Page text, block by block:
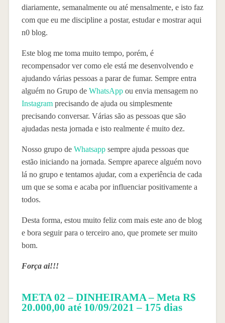
diariamente, semanalmente ou até mensalmente, e isto faz
com que eu me discipline a postar, estudar e mostrar aqui
n0 blog.
Este blog me toma muito tempo, porém, é
recompensador ver como ele está me desenvolvendo e
ajudando várias pessoas a parar de fumar. Sempre entra
alguém no Grupo de WhatsAppou envia mensagem no
Instagramprecisando de ajuda ou simplesmente
precisando conversar. Várias são as pessoas que são
ajudadas nesta jornada e isto realmente é muito dez.
Nosso grupo de Whatsappsempre ajuda pessoas que
estão iniciando na jornada. Sempre aparece alguém novo
lá no grupo e tentamos ajudar, com a experiência de cada
um que se soma e acaba por influenciar positivamente a
todos.
Desta forma, estou muito feliz com mais este ano de blog
e bora seguir para o terceiro ano, que promete ser muito
bom.
Força ai!!!
META 02 – DINHEIRAMA – Meta R$
20.000,00 até 10/09/2021 – 175 dias